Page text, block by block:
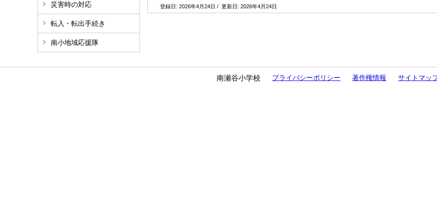
災害時の対応
転入・転出手続き
南小地域応援隊
登録日: 2026年4月24日 / 更新日: 2026年4月24日
南瀬谷小学校 プライバシーポリシー 著作権情報 サイトマッ